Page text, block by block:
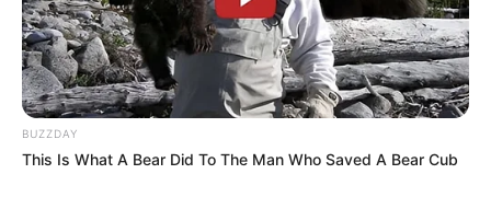
BUZZDAY
This Is What A Bear Did To The Man Who Saved A Bear Cub